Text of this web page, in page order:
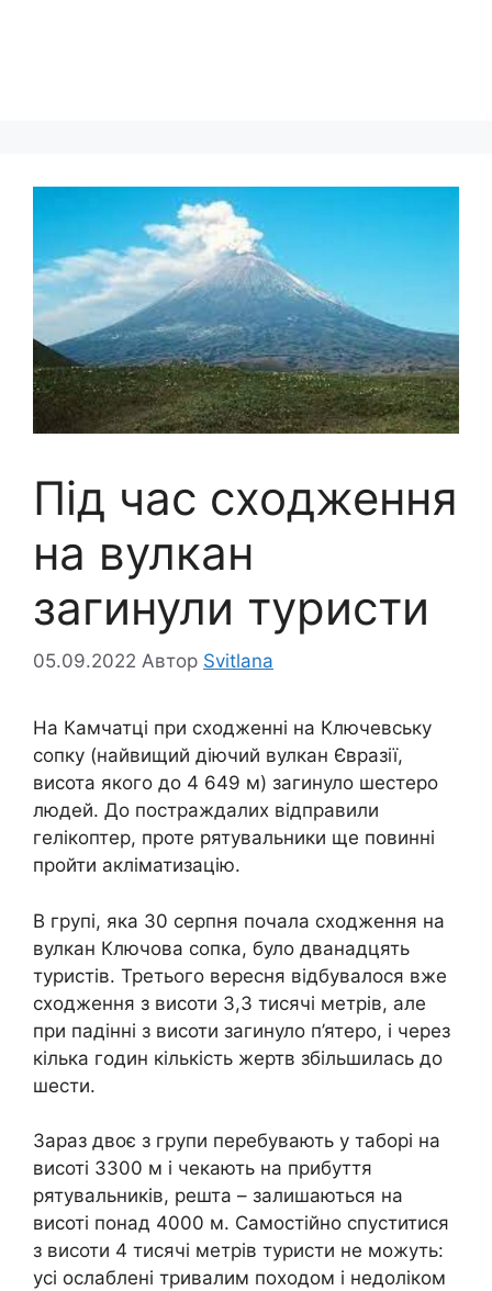
Під час сходження
на вулкан
загинули туристи
05.09.2022 Автор Svitlana
На Камчатці при сходженні на Ключевську
сопку (найвищий діючий вулкан Євразії,
висота якого до 4 649 м) загинуло шестеро
людей. До постраждалих відправили
гелікоптер, проте рятувальники ще повинні
пройти акліматизацію.
В групі, яка 30 серпня почала сходження на
вулкан Ключова сопка, було дванадцять
туристів. Третього вересня відбувалося вже
сходження з висоти 3,3 тисячі метрів, але
при падінні з висоти загинуло п’ятеро, і через
кілька годин кількість жертв збільшилась до
шести.
Зараз двоє з групи перебувають у таборі на
висоті 3300 м і чекають на прибуття
рятувальників, решта – залишаються на
висоті понад 4000 м. Самостійно спуститися
з висоти 4 тисячі метрів туристи не можуть:
усі ослаблені тривалим походом і недоліком